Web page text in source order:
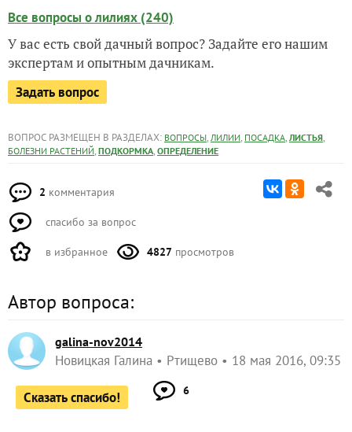
Все вопросы о лилиях (240)
У вас есть свой дачный вопрос? Задайте его нашим
экспертам и опытным дачникам.
Задать вопрос
ВОПРОС РАЗМЕЩЕН В РАЗДЕЛАХ: ВОПРОСЫ, ЛИЛИИ, ПОСАДКА, ЛИСТЬЯ,
БОЛЕЗНИ РАСТЕНИЙ, ПОДКОРМКА, ОПРЕДЕЛЕНИЕ
2 комментария
спасибо за вопрос
в избранное 4827 просмотров
Автор вопроса:
galina-nov2014
Новицкая Галина Ртищево 18 мая 2016, 09:35
Сказать спасибо! 6